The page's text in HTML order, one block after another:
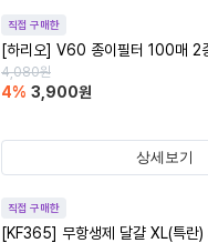
직접 구매한
[하리오] V60 종이필터 100매 2
4,080원
4% 3,900원
상세보기
직접 구매한
[KF365] 무항생제 달걀 XL(특